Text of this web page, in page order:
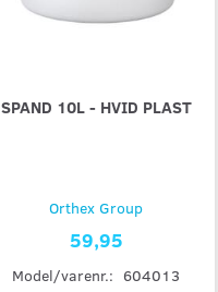
SPAND 10L - HVID PLAST
Orthex Group
59,95
Model/varenr.: 604013